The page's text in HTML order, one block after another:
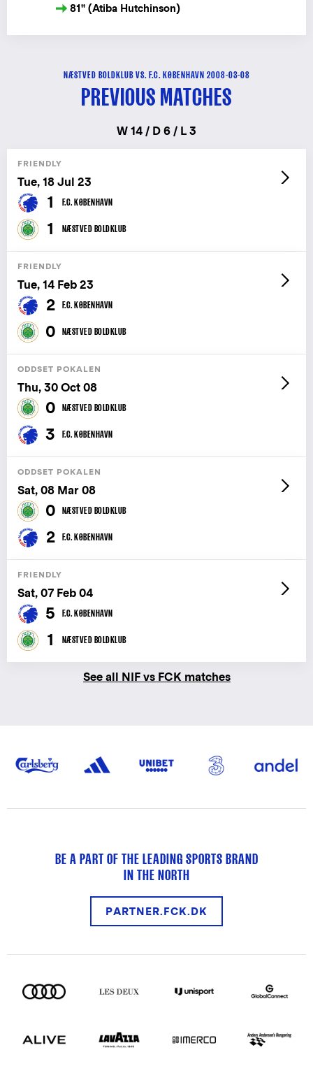
81" (Atiba Hutchinson)
NÆSTVED BOLDKLUB VS. F.C. KØBENHAVN 2008-03-08
PREVIOUS MATCHES
W 14 / D 6 / L 3
FRIENDLY
Tue, 18 Jul 23
1 F.C. KØBENHAVN
1 NÆSTVED BOLDKLUB
FRIENDLY
Tue, 14 Feb 23
2 F.C. KØBENHAVN
0 NÆSTVED BOLDKLUB
ODDSET POKALEN
Thu, 30 Oct 08
0 NÆSTVED BOLDKLUB
3 F.C. KØBENHAVN
ODDSET POKALEN
Sat, 08 Mar 08
0 NÆSTVED BOLDKLUB
2 F.C. KØBENHAVN
FRIENDLY
Sat, 07 Feb 04
5 F.C. KØBENHAVN
1 NÆSTVED BOLDKLUB
See all NIF vs FCK matches
BE A PART OF THE LEADING SPORTS BRAND
IN THE NORTH
PARTNER.FCK.DK